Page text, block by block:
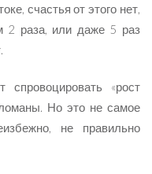
счастья от этого нет,
2 раза, или даже 5 раз
спровоцировать «рост
Но это не самое
не правильно